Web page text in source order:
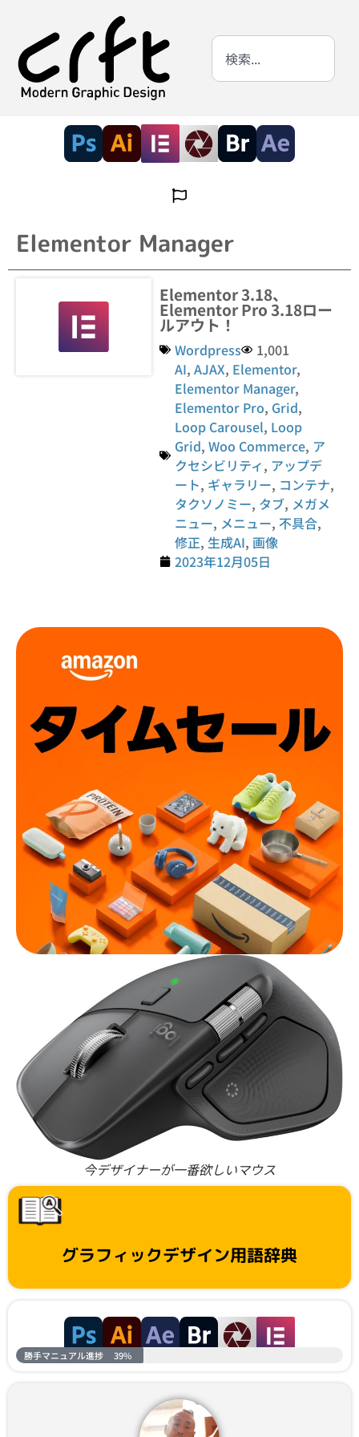
Elementor Manager
Elementor 3.18、
Elementor Pro 3.18ロー
ルアウト！
Wordpress
1,001
AI,AJAX, Elementor,
Elementor Manager,
Elementor Pro, Grid,
Loop Carousel, Loop
Grid,Woo Commerce, ア
クセシビリティ, アップデ
ート, ギャラリー, コンテナ,
タクソノミー, タブ, メガメ
ニュー, メニュー, 不具合,
修正, 生成AI, 画像
2023年12月05日
今デザイナーが一番欲しいマウス
グラフィックデザイン用語辞典
勝手マニュアル進捗 39%